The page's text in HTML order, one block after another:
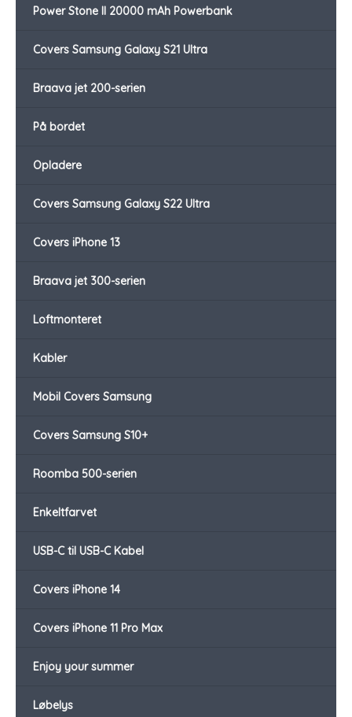
Power Stone II 20000 mAh Powerbank
Covers Samsung Galaxy S21 Ultra
Braava jet 200-serien
På bordet
Opladere
Covers Samsung Galaxy S22 Ultra
Covers iPhone 13
Braava jet 300-serien
Loftmonteret
Kabler
Mobil Covers Samsung
Covers Samsung S10+
Roomba 500-serien
Enkeltfarvet
USB-C til USB-C Kabel
Covers iPhone 14
Covers iPhone 11 Pro Max
Enjoy your summer
Løbelys